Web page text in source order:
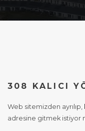
308 KALICI
Web sitemizden ayrılıp,
adresine gitmek istiyor